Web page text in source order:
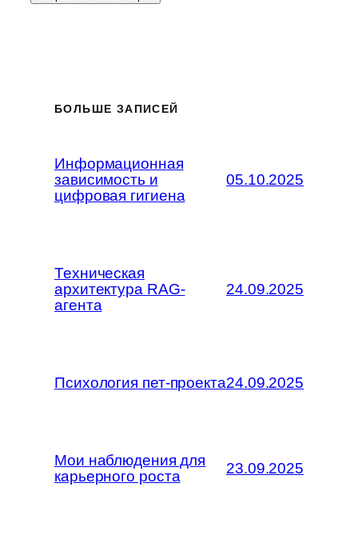
БОЛЬШЕ ЗАПИСЕЙ
Информационная
зависимость и
цифровая гигиена
05.10.2025
Техническая
архитектура RAG-
агента
24.09.2025
Психология пет-проекта24.09.2025
Мои наблюдения для
карьерного роста
23.09.2025